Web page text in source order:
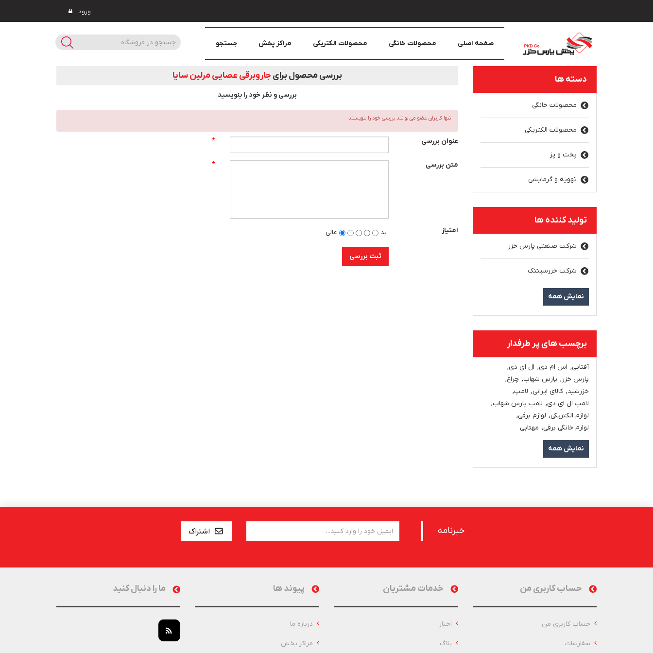
ورود
صفحه اصلی محصولات خانگی محصولات الکتریکی مراکز پخش جستجو
دسته ها
محصولات خانگی
محصولات الکتریکی
پخت و پز
تهویه و گرمایشی
تولید کننده ها
شرکت صنعتی پارس خزر
شرکت خزرسینتک
نمایش همه
برچسب های پر طرفدار
آفتابی, اس ام دی, ال ای دی,
پارس خزر, پارس شهاب, چراغ,
خزرشید, کالای ایرانی, لامپ,
لامپ ال ای دی, لامپ پارس شهاب,
لوازم الکتریکی, لوازم برقی,
لوازم خانگی برقی, مهتابی
نمایش همه
بررسی محصول برای جاروبرقی عصايی مرلين سایا
بررسی و نظر خود را بنویسید
تنها کاربران عضو می توانند بررسی خود را بنویسند
عنوان بررسی *
متن بررسی *
امتیاز بد عالی
ثبت بررسی
خبرنامه اشتراک
حساب کاربری من
حساب کاربری من
سفارشات
خدمات مشتریان
اخبار
بلاگ
پیوند ها
درباره ما
مراکز پخش
ما را دنبال کنید